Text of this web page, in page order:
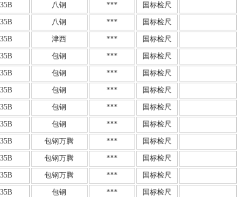
八钢 ***
国标检尺
八钢 ***
国标检尺
津西 ***
国标检尺
包钢 ***
国标检尺
包钢 ***
国标检尺
包钢 ***
国标检尺
包钢 ***
国标检尺
包钢 ***
国标检尺
包钢万腾 ***
国标检尺
包钢万腾 ***
国标检尺
包钢万腾 ***
国标检尺
包钢 ***
国标检尺